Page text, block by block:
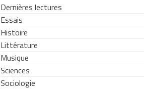
Dernières lectures
Essais
Histoire
Littérature
Musique
Sciences
Sociologie